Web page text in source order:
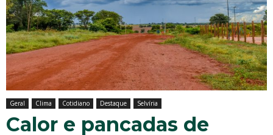
Geral Clima Cotidiano Destaque Selvíria
Calor e pancadas de